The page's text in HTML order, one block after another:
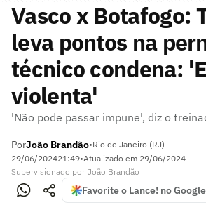
Vasco x Botafogo:
leva pontos na
técnico condena:
violenta'
'Não pode passar impune', diz o
PorJoão Brandão•Rio de Janeiro (RJ)
29/06/202421:49•Atualizado em 29/06/2024
Supervisionado por João Brandão
Favorite o Lance! no Google